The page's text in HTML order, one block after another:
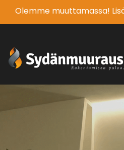
Olemme muuttamassa!